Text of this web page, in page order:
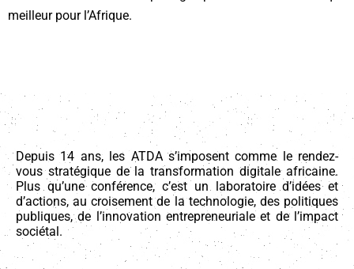
meilleur pour l’Afrique.
Depuis 14 ans, les ATDA s’imposent comme le rendez-
vous stratégique de la transformation digitale africaine.
Plus qu’une conférence, c’est un laboratoire d’idées et
d’actions, au croisement de la technologie, des politiques
publiques, de l’innovation entrepreneuriale et de l’impact
sociétal.